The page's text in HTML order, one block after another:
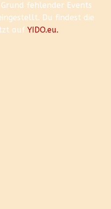
fehlender Events
Du findest die
auf YIDO.eu.